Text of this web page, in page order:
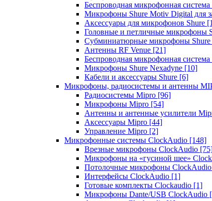
Беспроводная микрофонная
Микрофоны Shure Motiv Digital для
Аксессуары для микрофонов Shure
Головные и петличные микрофоны
Субминиатюрные микрофоны Shure
Антенны RF Venue [21]
Беспроводная микрофонная
Микрофоны Shure Nexadyne [10]
Кабели и аксессуары Shure [6]
Микрофоны, радиосистемы и антенны
Радиосистемы Mipro [96]
Микрофоны Mipro [54]
Антенны и антенные усилители
Аксессуары Mipro [44]
Управление Mipro [2]
Микрофонные системы ClockAudio [148]
Врезные микрофоны ClockAudio
Микрофоны на «гусиной шее»
Потолочные микрофоны ClockAudio
Интерфейсы ClockAudio [1]
Готовые комплекты Clockaudio [1]
Микрофоны Dante/USB ClockAudio